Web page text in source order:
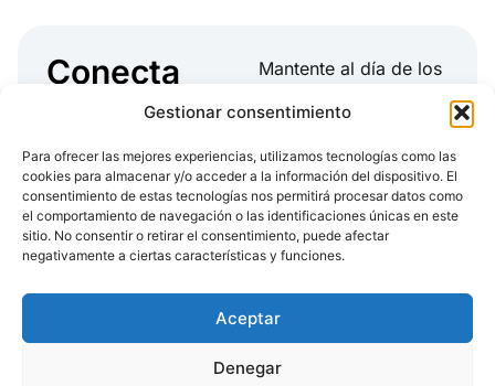
Gestionar consentimiento
Para ofrecer las mejores experiencias, utilizamos tecnologías como las
cookies para almacenar y/o acceder a la información del dispositivo. El
consentimiento de estas tecnologías nos permitirá procesar datos como
el comportamiento de navegación o las identificaciones únicas en este
sitio. No consentir o retirar el consentimiento, puede afectar
negativamente a ciertas características y funciones.
Aceptar
Denegar
Conecta
con Weber
Mantente al día de los
actualizaciones
de producto y más